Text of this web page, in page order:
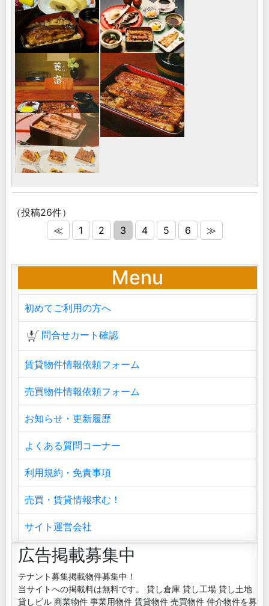
（投稿26件）
≪
1 2 3 4 5 6 ≫
Menu
初めてご利用の方へ
問合せカート確認
賃貸物件情報依頼フォーム
売買物件情報依頼フォーム
お知らせ・更新履歴
よくある質問コーナー
利用規約・免責事項
売買・賃貸情報求む！
サイト運営会社
広告掲載募集中
テナント募集掲載物件募集中！
当サイトへの掲載料は無料です。 貸し倉庫 貸し工場 貸し土地
貸しビル 商業物件 事業用物件 賃貸物件 売買物件 仲介物件を募